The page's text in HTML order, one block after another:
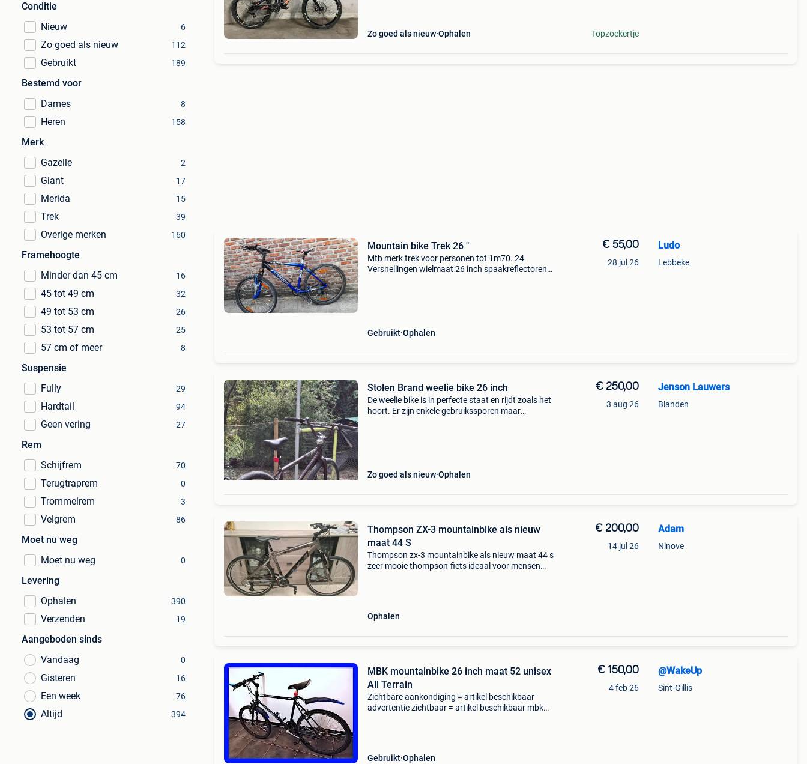
Conditie
Nieuw
6
Zo goed als nieuw 112
Gebruikt 189
Bestemd voor
Dames
8
Heren 158
Merk
Gazelle
2
Giant 17
Merida 15
Trek 39
Overige merken 160
Framehoogte
Minder dan 45 cm
16
45 tot 49 cm 32
49 tot 53 cm 26
53 tot 57 cm 25
57 cm of meer 8
Suspensie
Fully
29
Hardtail 94
Geen vering 27
Rem
Schijfrem
70
Terugtraprem 0
Trommelrem 3
Velgrem 86
Moet nu weg
Moet nu weg
0
Levering
Ophalen
390
Verzenden 19
Aangeboden sinds
Vandaag
0
Gisteren 16
Een week 76
Altijd 394
Zo goed als nieuw Ophalen Topzoekertje
Mountain bike Trek 26 "
Mtb merk trek voor personen tot 1m70. 24
Versnellingen wielmaat 26 inch spaakreflectoren
Gebruikt Ophalen
€ 55,00
28 jul 26
Ludo
Lebbeke
Stolen Brand weelie bike 26 inch
De weelie bike is in perfecte staat en rijdt zoals het
hoort. Er zijn enkele gebruikssporen maar
Zo goed als nieuw Ophalen
€ 250,00
3 aug 26
Jenson Lauwers
Blanden
Thompson ZX-3 mountainbike als nieuw
maat 44 S
Thompson zx-3 mountainbike als nieuw maat 44 s
zeer mooie thompson-fiets ideaal voor mensen
Ophalen
€ 200,00
14 jul 26
Adam
Ninove
MBK mountainbike 26 inch maat 52 unisex
All Terrain
Zichtbare aankondiging = artikel beschikbaar
advertentie zichtbaar = artikel beschikbaar mbk
Gebruikt Ophalen
€ 150,00
4 feb 26
@WakeUp
Sint-Gillis